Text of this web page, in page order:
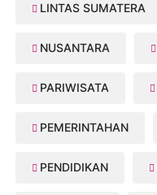
LINTAS SUMATERA
NUSANTARA
PARIWISATA
PEMERINTAHAN
PENDIDIKAN